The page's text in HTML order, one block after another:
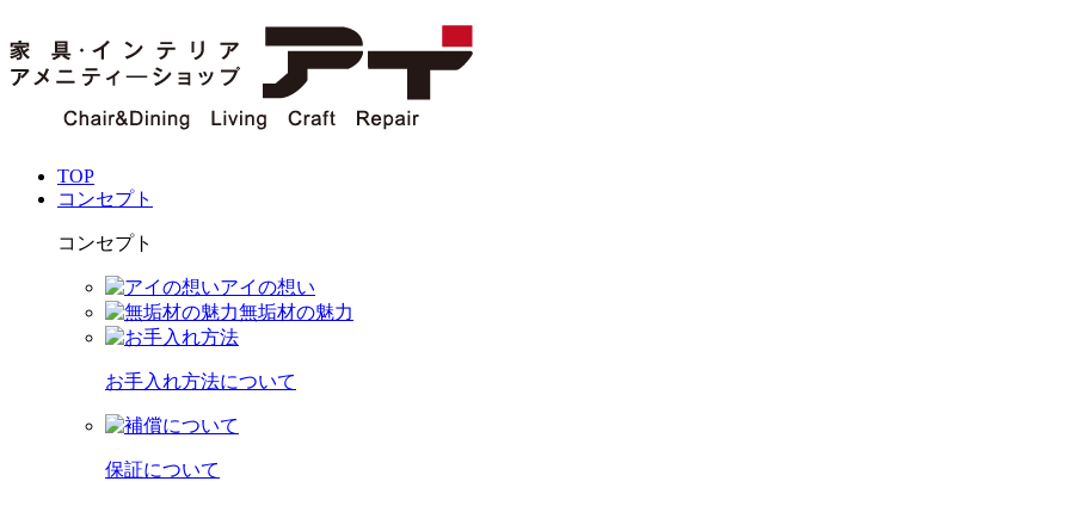
TOP
コンセプト
コンセプト
アイの想い
無垢材の魅力
お手入れ方法について
保証について